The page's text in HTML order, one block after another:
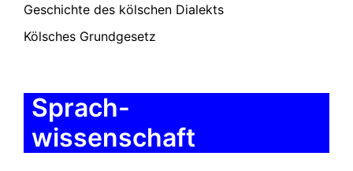
Geschichte des kölschen Dialekts
Kölsches Grundgesetz
Sprach-
wissenschaft